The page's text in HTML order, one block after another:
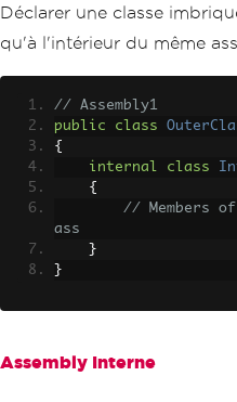
Déclarer une classe
qu'à l'intérieur du même
// Assembly1
public
class
{
internal
class
{
// Members
ass
}
}
Assembly Interne